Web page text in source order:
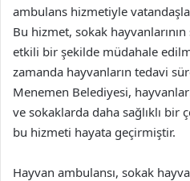
ambulans hizmetiyle
Bu hizmet, sokak hayvanlarının
etkili bir şekilde müdahale
zamanda hayvanların tedavi
Menemen Belediyesi,
ve sokaklarda daha sağlıklı bir
bu hizmeti hayata geçirmiştir.
Hayvan ambulansı, sokak